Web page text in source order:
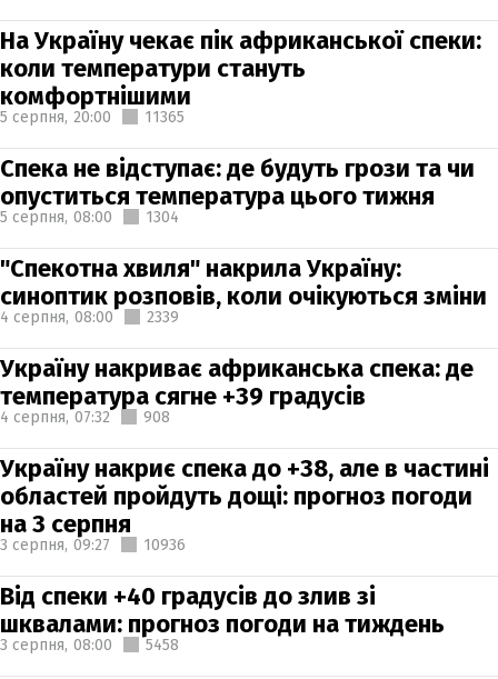
На Україну чекає пік африканської спеки:
коли температури стануть
комфортнішими
5 серпня, 20:00 11365
Спека не відступає: де будуть грози та чи
опуститься температура цього тижня
5 серпня, 08:00 1304
"Спекотна хвиля" накрила Україну:
синоптик розповів, коли очікуються зміни
4 серпня, 08:00 2339
Україну накриває африканська спека: де
температура сягне +39 градусів
4 серпня, 07:32 908
Україну накриє спека до +38, але в частині
областей пройдуть дощі: прогноз погоди
на 3 серпня
3 серпня, 09:27 10936
Від спеки +40 градусів до злив зі
шквалами: прогноз погоди на тиждень
3 серпня, 08:00 5458